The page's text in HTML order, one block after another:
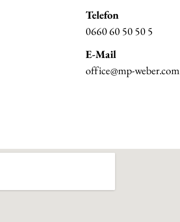
Telefon
0660 60 50 50 5
E-Mail
office@mp-weber.com